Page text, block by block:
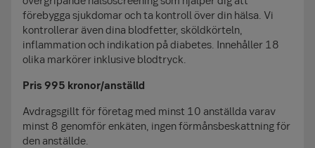
förebygga sjukdomar och ta kontroll över din hälsa. Vi
kontrollerar även dina blodfetter, sköldkörteln,
inflammation och indikation på diabetes. Innehåller 18
olika markörer inklusive blodtryck.
Pris 995 kronor/anställd
Avdragsgillt för företag med minst 10 anställda varav
minst 8 genomför enkäten, ingen förmånsbeskattning för
den anställde.